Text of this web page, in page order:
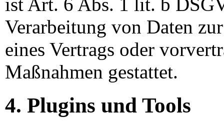
Verarbeitung von Daten
eines Vertrags oder
Maßnahmen gestattet.
4. Plugins und Tools